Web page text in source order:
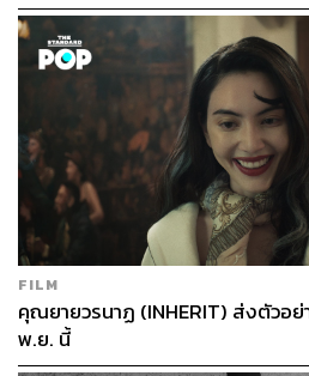
FILM
คุณยายวรนาฏ (INHERIT) ส่งตัวอย่
พ.ย. นี้